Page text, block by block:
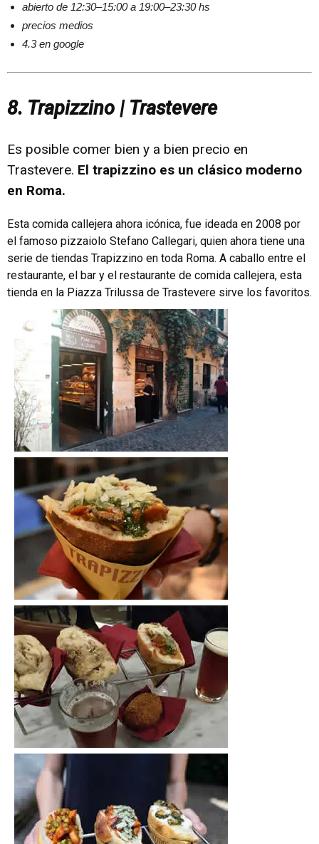
abierto de 12:30–15:00 a 19:00–23:30 hs
precios medios
4.3 en google
8. Trapizzino | Trastevere
Es posible comer bien y a bien precio en
Trastevere. El trapizzino es un clásico moderno
en Roma.
Esta comida callejera ahora icónica, fue ideada en 2008 por
el famoso pizzaiolo Stefano Callegari, quien ahora tiene una
serie de tiendas Trapizzino en toda Roma. A caballo entre el
restaurante, el bar y el restaurante de comida callejera, esta
tienda en la Piazza Trilussa de Trastevere sirve los favoritos.